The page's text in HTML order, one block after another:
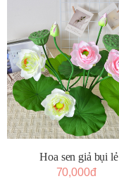
Hoa sen giả bụi lẻ
70,000đ